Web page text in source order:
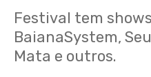
Festival tem
BaianaSystem,
Mata e outros.